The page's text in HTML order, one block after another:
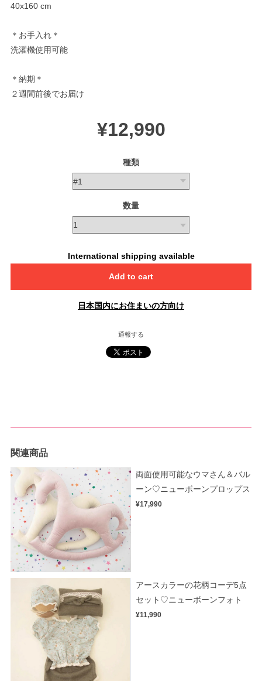
40x160 cm
＊お手入れ＊
洗濯機使用可能
＊納期＊
２週間前後でお届け
¥12,990
種類
数量
International shipping available
Add to cart
日本国内にお住まいの方向け
通報する
関連商品
両面使用可能なウマさん＆バル
ーン♡ニューボーンプロップス
¥17,990
アースカラーの花柄コーデ5点
セット♡ニューボーンフォト
¥11,990